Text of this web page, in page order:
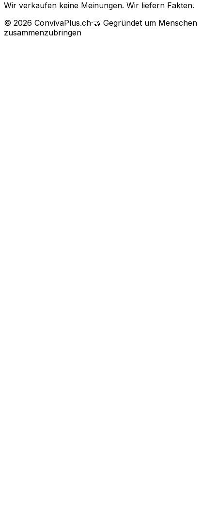
Wir verkaufen keine Meinungen. Wir liefern Fakten.
© 2026 ConvivaPlus.ch·🤝 Gegründet um Menschen
zusammenzubringen